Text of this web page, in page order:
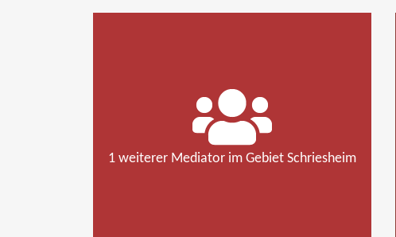
1 weiterer Mediator im Gebiet Schriesheim